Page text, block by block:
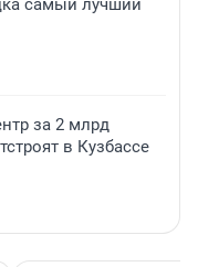
самый лучший
за 2 млрд
в Кузбассе